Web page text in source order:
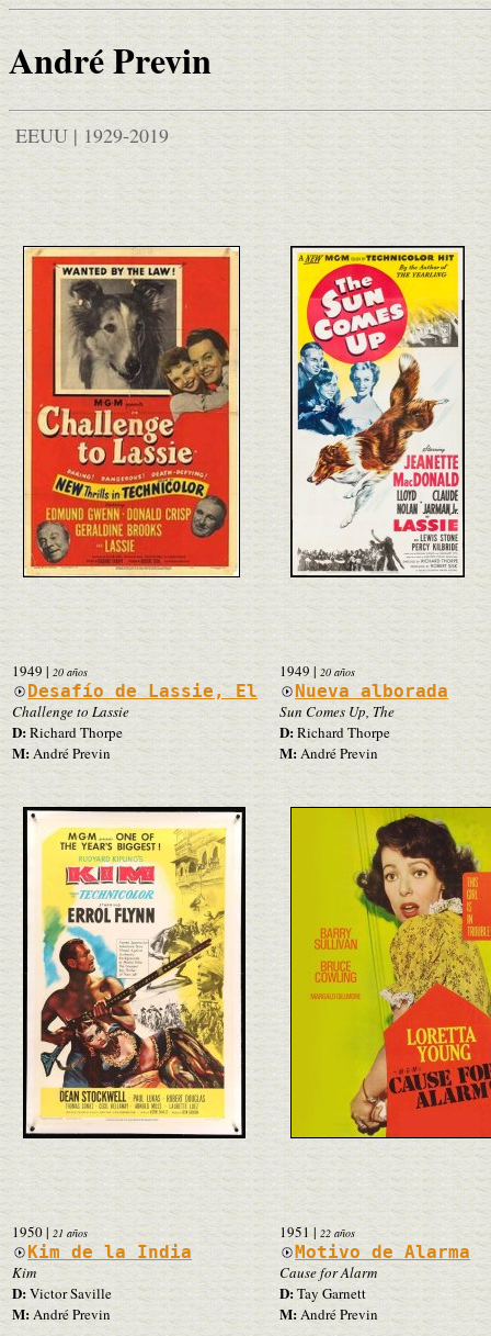
André Previn
EEUU | 1929-2019
1949 | 20 años
Desafío de Lassie, El
Challenge to Lassie
D:Richard Thorpe
M:André Previn
1949 | 20 años
Nueva alborada
Sun Comes Up, The
D:Richard Thorpe
M:André Previn
1950| 21 años
Kim de la India
Kim
D:Victor Saville
M:André Previn
1951| 22 años
Motivo de Alarma
Cause for Alarm
D:Tay Garnett
M:André Previn